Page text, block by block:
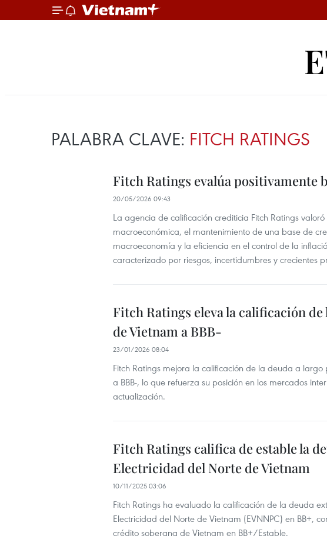
PALABRA CLAVE: FITCH RATINGS
Fitch Ratings evalúa positivamente
20/05/2026 09:43
La agencia de calificación crediticia Fitch Ratings
macroeconómica, el mantenimiento de una base de
macroeconomía y la eficiencia en el control de la
caracterizado por riesgos, incertidumbres y crecientes
Fitch Ratings eleva la calificación
de Vietnam a BBB-
23/01/2026 08:04
Fitch Ratings mejora la calificación de la deuda a
a BBB-, lo que refuerza su posición en los mercados
actualización.
Fitch Ratings califica de estable la
Electricidad del Norte de Vietnam
10/11/2025 03:06
Fitch Ratings ha evaluado la calificación de la deuda
Electricidad del Norte de Vietnam (EVNNPC) en BB+,
crédito soberana de Vietnam en BB+/Estable.